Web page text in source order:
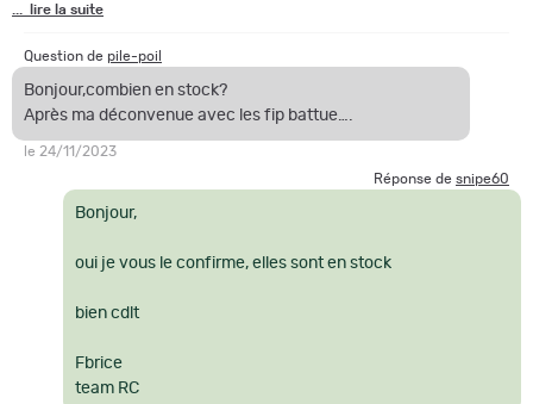
... lire la suite
Question de pile-poil
Bonjour,combien en stock?
Après ma déconvenue avec les fip battue….
le 24/11/2023
Réponse de snipe60
Bonjour,
oui je vous le confirme, elles sont en stock
bien cdlt
Fbrice
team RC